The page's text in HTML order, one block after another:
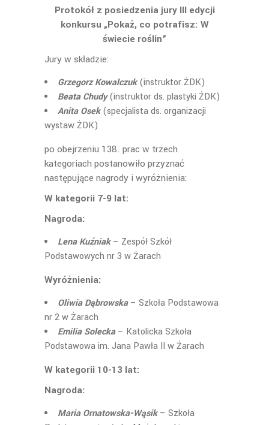
Protokół z posiedzenia jury III edycji
konkursu „Pokaż, co potrafisz: W
świecie roślin”
Jury w składzie:
Grzegorz Kowalczuk(instruktor ŻDK)
Beata Chudy(instruktor ds. plastyki ŻDK)
Anita Osek(specjalista ds. organizacji
wystaw ŻDK)
po obejrzeniu 138. prac w trzech
kategoriach postanowiło przyznać
następujące nagrody i wyróżnienia:
W kategorii 7-9 lat:
Nagroda:
Lena Kuźniak– Zespół Szkół
Podstawowych nr 3 w Żarach
Wyróżnienia:
Oliwia Dąbrowska– Szkoła Podstawowa
nr 2 w Żarach
Emilia Solecka– Katolicka Szkoła
Podstawowa im. Jana Pawła II w Żarach
W kategorii 10-13 lat:
Nagroda:
Maria Ornatowska-Wąsik– Szkoła